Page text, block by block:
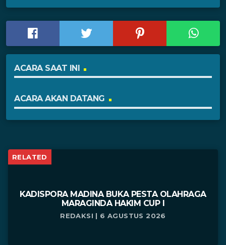
ACARA SAAT INI
ACARA AKAN DATANG
RELATED
KADISPORA MADINA BUKA PESTA OLAHRAGA
MARAGINDA HAKIM CUP I
REDAKSI | 6 AGUSTUS 2026